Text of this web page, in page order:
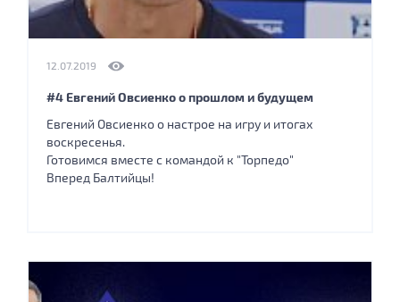
12.07.2019
#4 Евгений Овсиенко о прошлом и будущем
Евгений Овсиенко о настрое на игру и итогах
воскресенья.
Готовимся вместе с командой к "Торпедо"
Вперед Балтийцы!